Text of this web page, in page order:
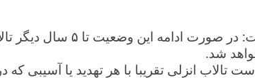
یک کارشناس محیط‌زیست: در
شد.
تالاب انزلی تقریبا با هر تهدید یا آسیبی که